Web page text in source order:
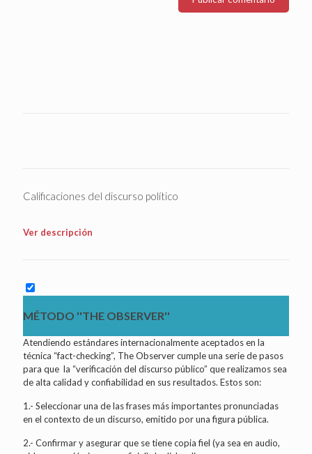
Calificaciones del discurso político
Ver descripción
MÉTODO ''THE OBSERVER''
Atendiendo estándares internacionalmente aceptados en la
técnica “fact-checking”, The Observer cumple una serie de pasos
para que la “verificación del discurso público” que realizamos sea
de alta calidad y confiabilidad en sus resultados. Estos son:
1.- Seleccionar una de las frases más importantes pronunciadas
en el contexto de un discurso, emitido por una figura pública.
2.- Confirmar y asegurar que se tiene copia fiel (ya sea en audio,